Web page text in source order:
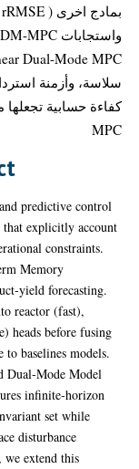
MPC
predictive control
explicitly account
constraints.
Memory
forecasting.
reactor (fast),
heads before fusing
baselines models.
Dual‑Mode Model
infinite‑horizon
set while
disturbance
we extend this